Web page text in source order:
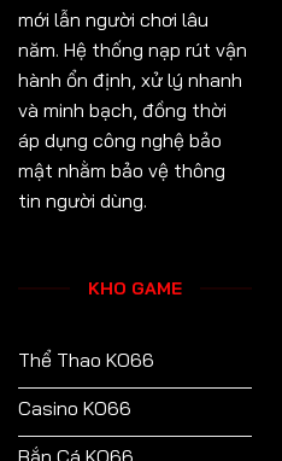
mới lẫn người chơi lâu
năm. Hệ thống nạp rút vận
hành ổn định, xử lý nhanh
và minh bạch, đồng thời
áp dụng công nghệ bảo
mật nhằm bảo vệ thông
tin người dùng.
KHO GAME
Thể Thao KO66
Casino KO66